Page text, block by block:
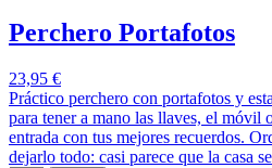
Perchero Portafotos
23,95 €
Práctico perchero con portafotos y
para tener a mano las llaves, el móvil
entrada con tus mejores recuerdos.
dejarlo todo: casi parece que la casa